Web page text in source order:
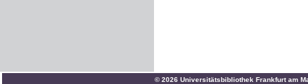
© 2026 Universitätsbibliothek Frankfurt am